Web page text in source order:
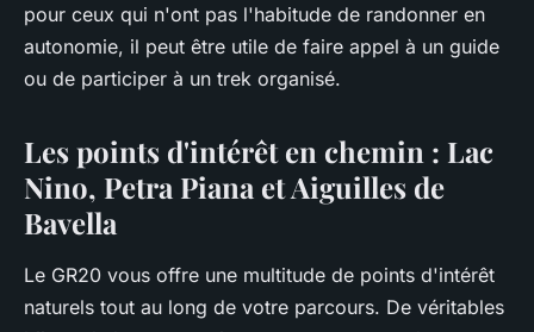
pour ceux qui n'ont pas l'habitude de randonner en
autonomie, il peut être utile de faire appel à un guide
ou de participer à un trek organisé.
Les points d'intérêt en chemin : Lac
Nino, Petra Piana et Aiguilles de
Bavella
Le GR20 vous offre une multitude de points d'intérêt
naturels tout au long de votre parcours. De véritables